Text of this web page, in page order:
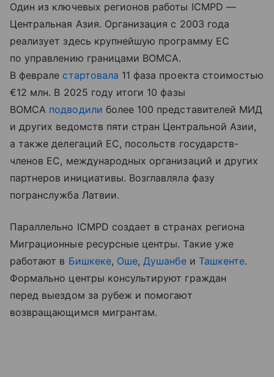
Один из ключевых регионов работы ICMPD —
Центральная Азия. Организация с 2003 года
реализует здесь крупнейшую программу ЕС
по управлению границами BOMCA.
В феврале стартовала 11 фаза проекта стоимостью
€12 млн. В 2025 году итоги 10 фазы
BOMCA подводили более 100 представителей МИД
и других ведомств пяти стран Центральной Азии,
а также делегаций ЕС, посольств государств-
членов ЕС, международных организаций и других
партнеров инициативы. Возглавляла фазу
погранслужба Латвии.
Параллельно ICMPD создает в странах региона
Миграционные ресурсные центры. Такие уже
работают в Бишкеке, Оше, Душанбеи Ташкенте.
Формально центры консультируют граждан
перед выездом за рубеж и помогают
возвращающимся мигрантам.